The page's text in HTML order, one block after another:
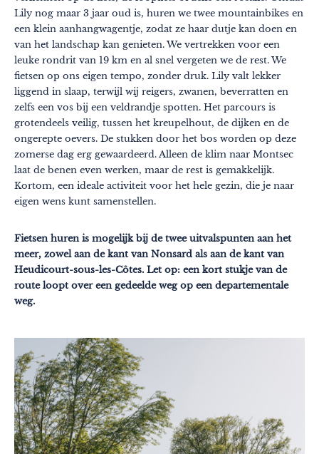
Lily nog maar 3 jaar oud is, huren we twee mountainbikes en
een klein aanhangwagentje, zodat ze haar dutje kan doen en
van het landschap kan genieten. We vertrekken voor een
leuke rondrit van 19 km en al snel vergeten we de rest. We
fietsen op ons eigen tempo, zonder druk. Lily valt lekker
liggend in slaap, terwijl wij reigers, zwanen, beverratten en
zelfs een vos bij een veldrandje spotten. Het parcours is
grotendeels veilig, tussen het kreupelhout, de dijken en de
ongerepte oevers. De stukken door het bos worden op deze
zomerse dag erg gewaardeerd. Alleen de klim naar Montsec
laat de benen even werken, maar de rest is gemakkelijk.
Kortom, een ideale activiteit voor het hele gezin, die je naar
eigen wens kunt samenstellen.
Fietsen huren is mogelijk bij de twee uitvalspunten aan het
meer, zowel aan de kant van Nonsard als aan de kant van
Heudicourt-sous-les-Côtes. Let op: een kort stukje van de
route loopt over een gedeelde weg op een departementale
weg.